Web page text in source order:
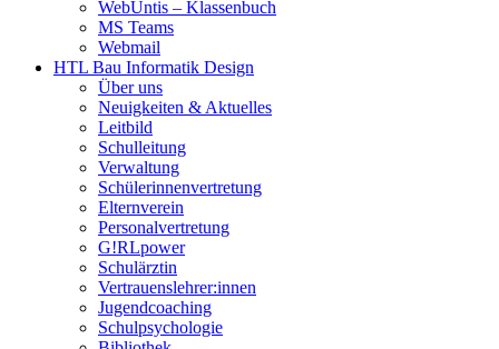
WebUntis – Klassenbuch
MS Teams
Webmail
HTL Bau Informatik Design
Über uns
Neuigkeiten & Aktuelles
Leitbild
Schulleitung
Verwaltung
Schülerinnenvertretung
Elternverein
Personalvertretung
G!RLpower
Schulärztin
Vertrauenslehrer:innen
Jugendcoaching
Schulpsychologie